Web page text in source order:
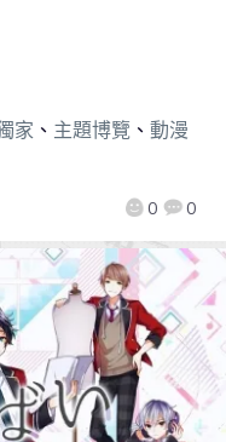
0 0
家 、 主題博覽 、 動漫